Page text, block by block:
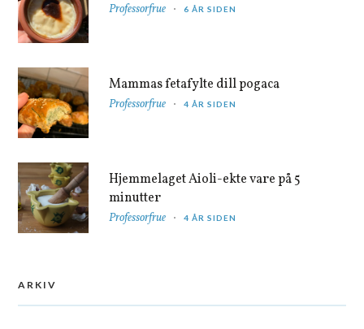
Professorfrue 6 ÅR SIDEN
Mammas fetafylte dill pogaca
Professorfrue 4 ÅR SIDEN
Hjemmelaget Aioli-ekte vare på 5
minutter
Professorfrue 4 ÅR SIDEN
ARKIV